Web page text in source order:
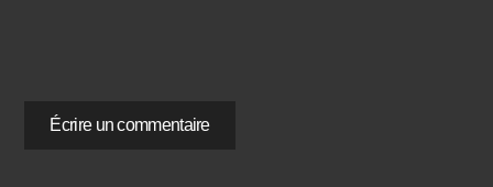
Écrire un commentaire